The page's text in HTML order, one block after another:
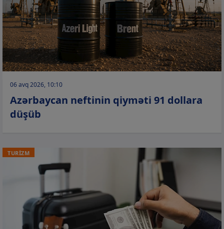
06 avq 2026, 10:10
Azərbaycan neftinin qiyməti 91 dollara
düşüb
TURİZM